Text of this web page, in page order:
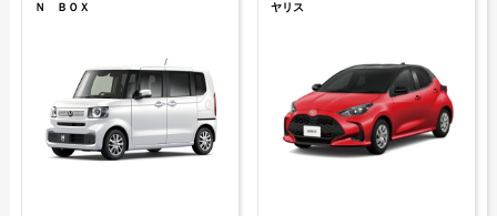
Ｎ ＢＯＸ ヤリス